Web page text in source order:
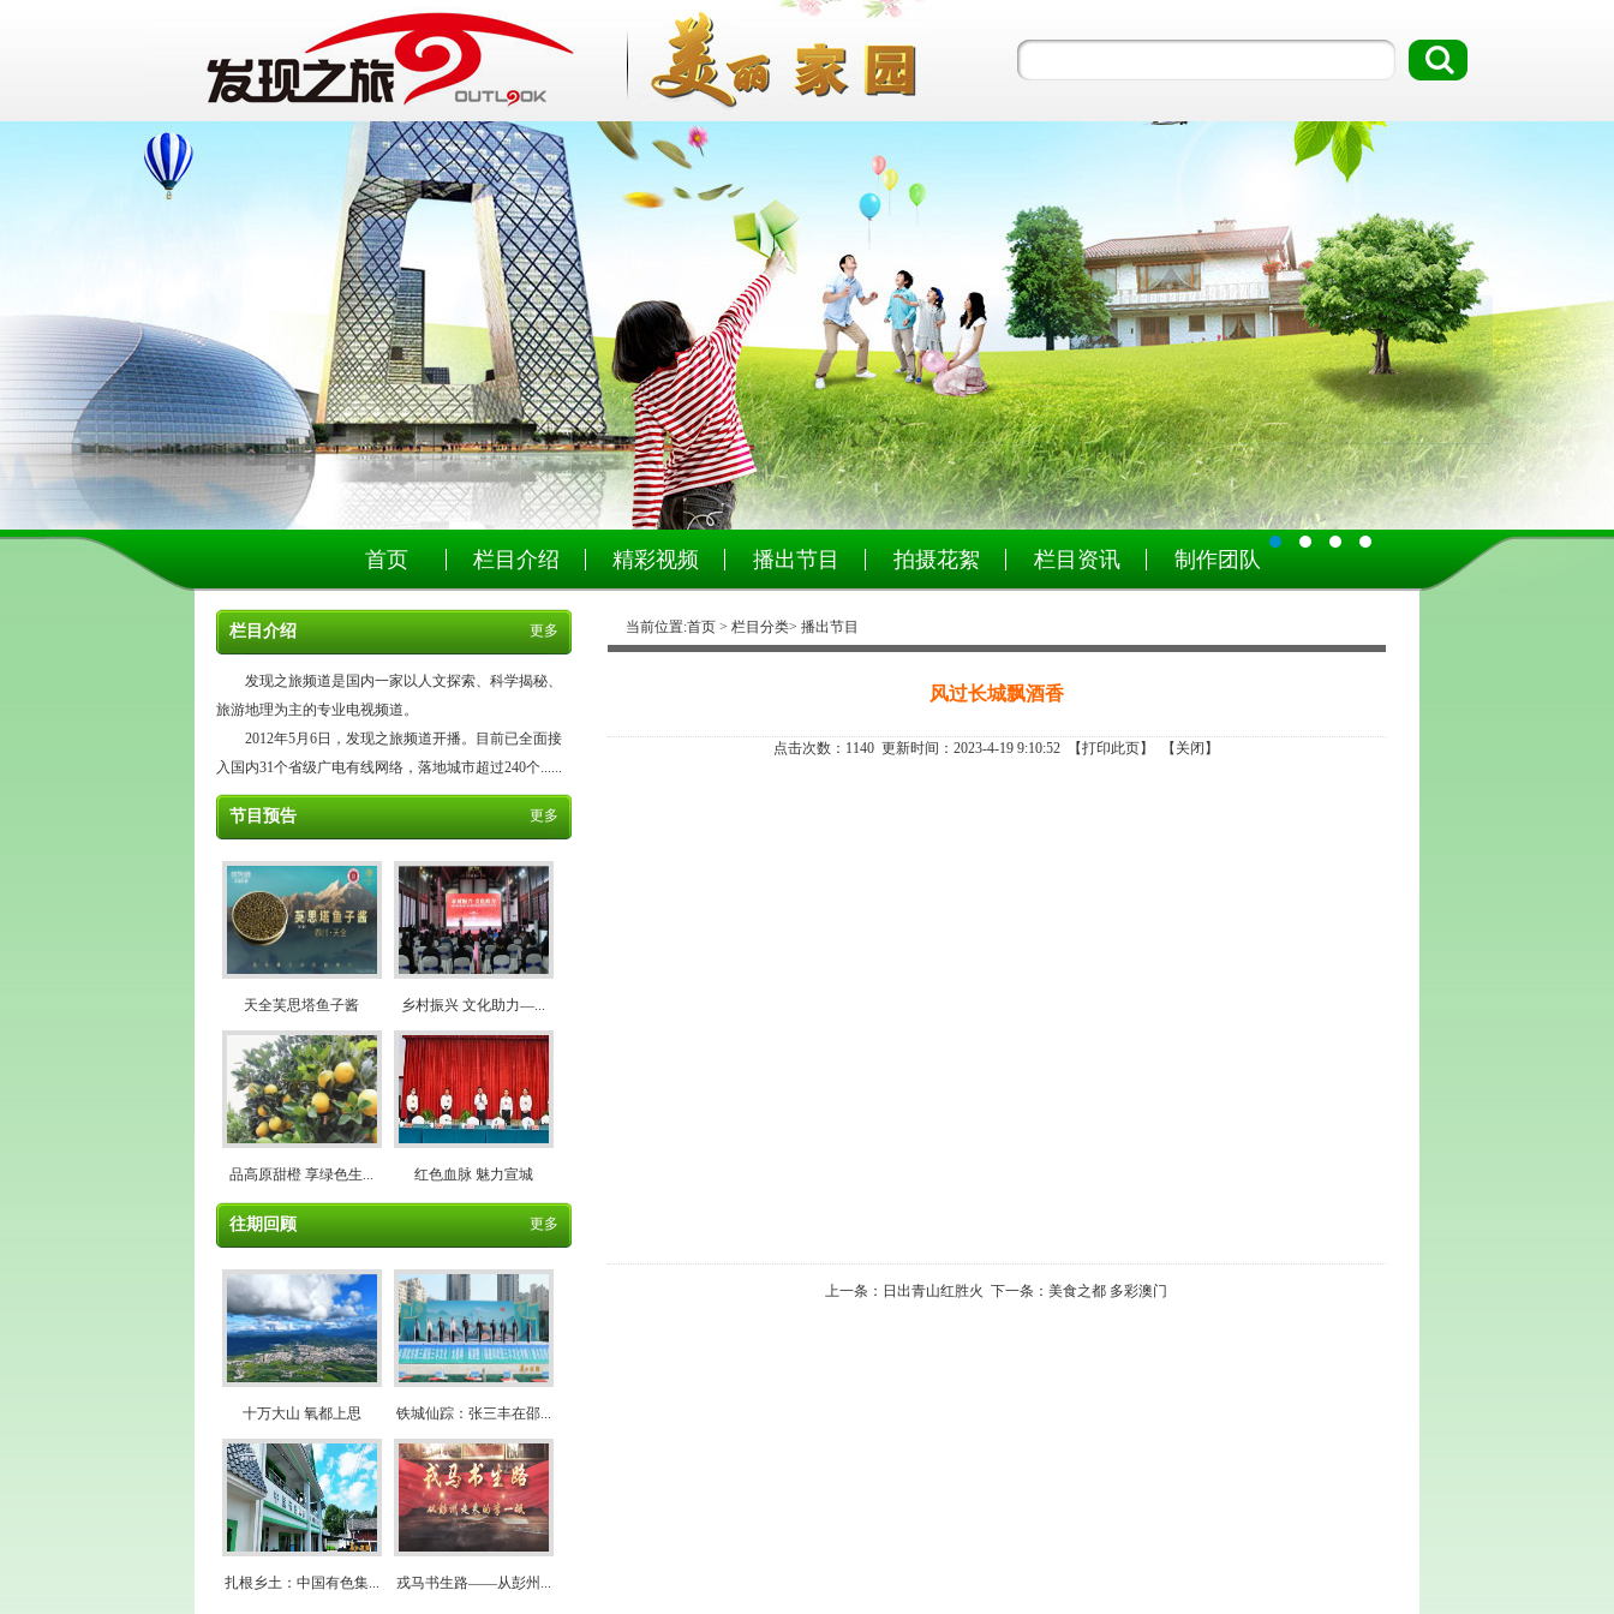
首页 栏目介绍 精彩视频 播出节目 拍摄花絮 栏目资讯 制作团队
栏目介绍 更多
发现之旅频道是国内一家以人文探索、科学揭秘、
旅游地理为主的专业电视频道。
2012年5月6日，发现之旅频道开播。目前已全面接
入国内31个省级广电有线网络，落地城市超过240个......
节目预告 更多
天全芙思塔鱼子酱 乡村振兴 文化助力—...
品高原甜橙 享绿色生... 红色血脉 魅力宣城
往期回顾 更多
十万大山 氧都上思 铁城仙踪：张三丰在邵...
扎根乡土：中国有色集... 戎马书生路——从彭州...
当前位置:首页> 栏目分类> 播出节目
风过长城飘酒香
点击次数： 1140 更新时间：2023-4-19 9:10:52 【打印此页】 【 关闭 】
上一条： 日出青山红胜火 下一条： 美食之都 多彩澳门